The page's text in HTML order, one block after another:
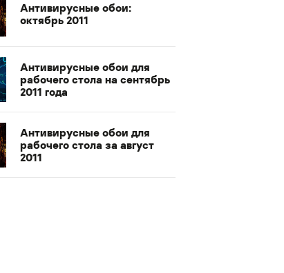
Антивирусные обои:
октябрь 2011
Антивирусные обои для
рабочего стола на сентябрь
2011 года
Антивирусные обои для
рабочего стола за август
2011